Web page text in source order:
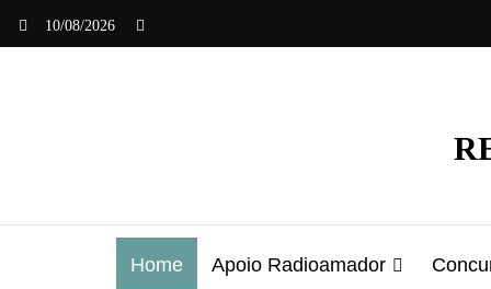
10/08/2026
Home Apoio Radioamador